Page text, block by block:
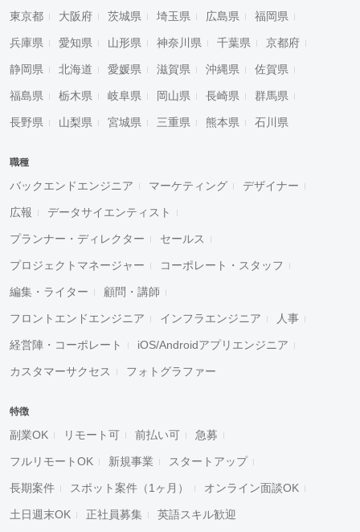
東京都 大阪府 茨城県 埼玉県 広島県 福岡県
兵庫県 愛知県 山形県 神奈川県 千葉県 京都府
静岡県 北海道 愛媛県 滋賀県 沖縄県 佐賀県
福島県 栃木県 岐阜県 岡山県 長崎県 群馬県
長野県 山梨県 宮城県 三重県 熊本県 石川県
職種
バックエンドエンジニア マーケティング デザイナー
広報 データサイエンティスト
プランナー・ディレクター セールス
プロジェクトマネージャー コーポレート・スタッフ
編集・ライター 顧問・講師
フロントエンドエンジニア インフラエンジニア 人事
経営陣・コーポレート iOS/Androidアプリエンジニア
カスタマーサクセス フォトグラファー
特徴
副業OK リモート可 前払い可 急募
フルリモートOK 新規事業 スタートアップ
長期案件 スポット案件（1ヶ月） オンライン面談OK
土日週末OK 正社員募集 英語スキル歓迎